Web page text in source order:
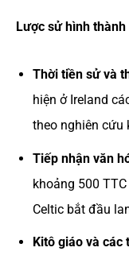
Lược sử hình thành
Thời tiền sử và
hiện ở Ireland
theo nghiên cứu
Tiếp nhận văn
khoảng 500
Celtic bắt đầu
Kitô giáo và các